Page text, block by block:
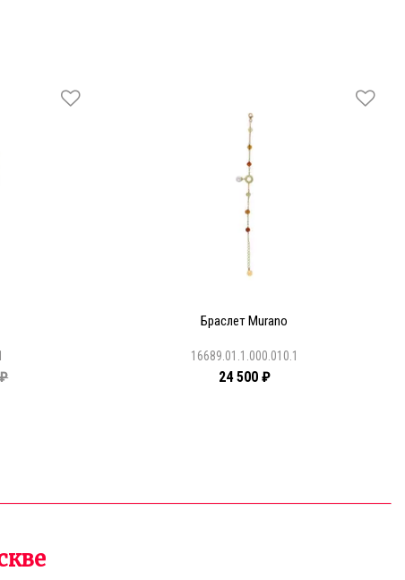
Браслет Murano
16689.01.1.000.010.1
24 500 ₽